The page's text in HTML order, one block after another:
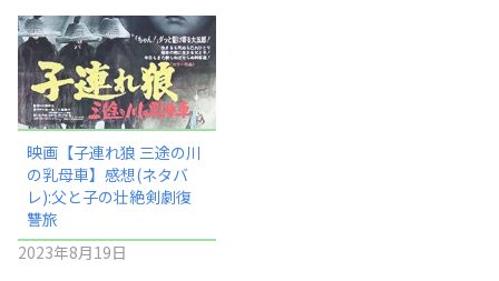
映画【子連れ狼 三途の川
の乳母車】感想(ネタバ
レ):父と子の壮絶剣劇復
讐旅
2023年8月19日